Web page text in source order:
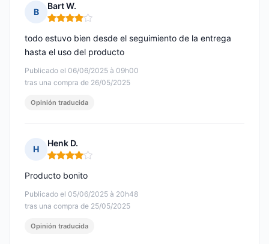
B
Bart W.
Nota: 4 de 5
Publicado el 06/06/2025 à 09h00
tras una compra de 26/05/2025
todo estuvo bien desde el seguimiento de la entrega
hasta el uso del producto
Opinión traducida
H
Henk D.
Nota: 4 de 5
Publicado el 05/06/2025 à 20h48
tras una compra de 25/05/2025
Producto bonito
Opinión traducida